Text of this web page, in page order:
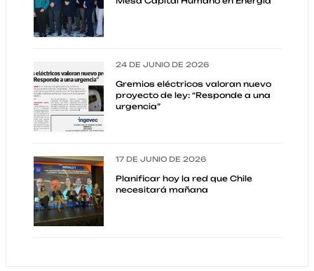
24 DE JUNIO DE 2026
Gremios eléctricos valoran nuevo
proyecto de ley: “Responde a una
urgencia”
17 DE JUNIO DE 2026
Planificar hoy la red que Chile
necesitará mañana